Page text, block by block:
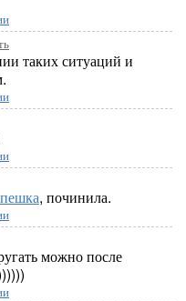
таких ситуаций и
, починила.
можно после